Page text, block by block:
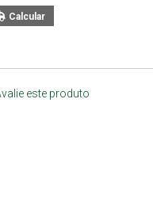
este produto